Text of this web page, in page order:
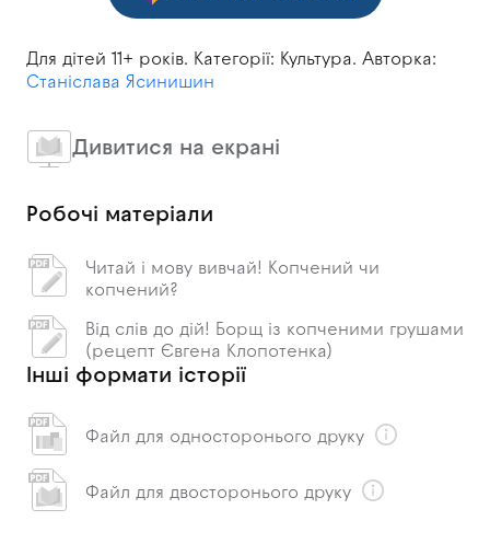
Для дітей 11+ років. Категорії: Культура. Авторка:
Станіслава Ясинишин
Дивитися на екрані
Робочі матеріали
Читай і мову вивчай! Копчений чи
копчений?
Від слів до дій! Борщ із копченими грушами
(рецепт Євгена Клопотенка)
Інші формати історії
Файл для односторонього друку
Файл для двосторонього друку